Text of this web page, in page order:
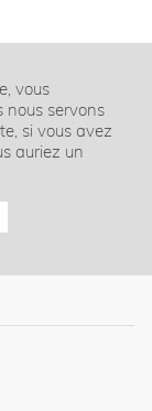
vous
nous servons
si vous avez
auriez un